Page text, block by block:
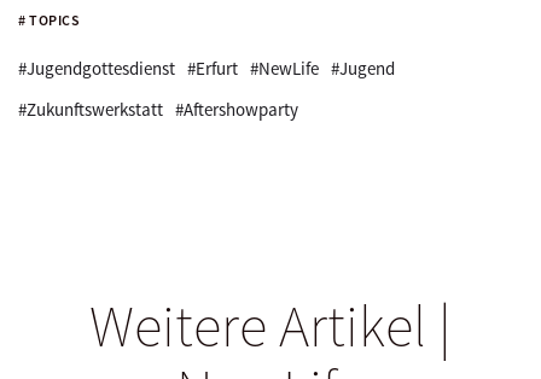
# TOPICS
#Jugendgottesdienst #Erfurt #NewLife #Jugend
#Zukunftswerkstatt #Aftershowparty
Weitere Artikel |